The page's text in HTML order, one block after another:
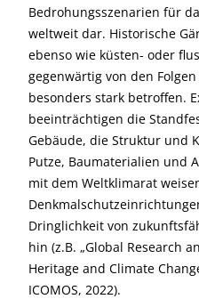
Bedrohungsszenarien für
weltweit dar. Historische
ebenso wie küsten- oder
gegenwärtig von den
besonders stark betroffen.
beeinträchtigen die
Gebäude, die Struktur und
Putze, Baumaterialien und
mit dem Weltklimarat
Dringlichkeit von
hin (z.B. „Global Research
Heritage and Climate
ICOMOS, 2022).